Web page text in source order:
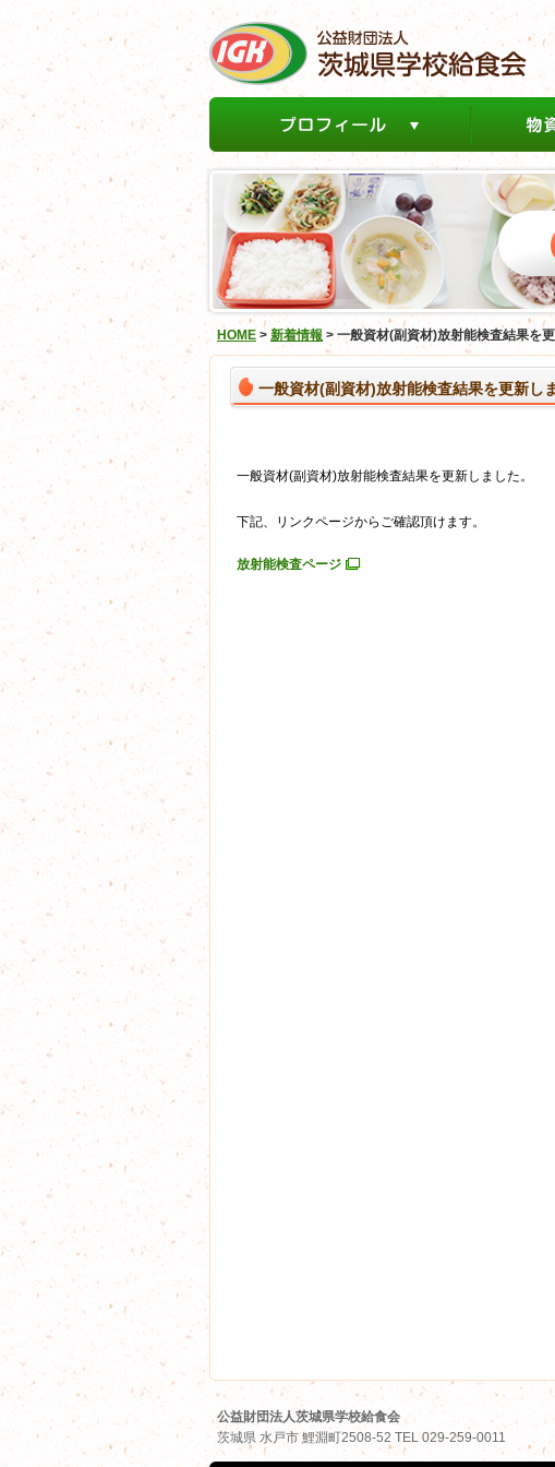
HOME > 新着情報 > 一般資材(副資材)放射能検査結果を更
一般資材(副資材)放射能検査結果を更新しま
一般資材(副資材)放射能検査結果を更新しました。
下記、リンクページからご確認頂けます。
放射能検査ページ
公益財団法人茨城県学校給食会
茨城県 水戸市 鯉淵町2508-52 TEL 029-259-0011